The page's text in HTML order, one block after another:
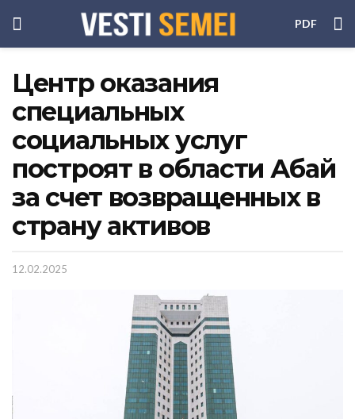
PDF
Центр оказания
специальных
социальных услуг
построят в области Абай
за счет возвращенных в
страну активов
12.02.2025